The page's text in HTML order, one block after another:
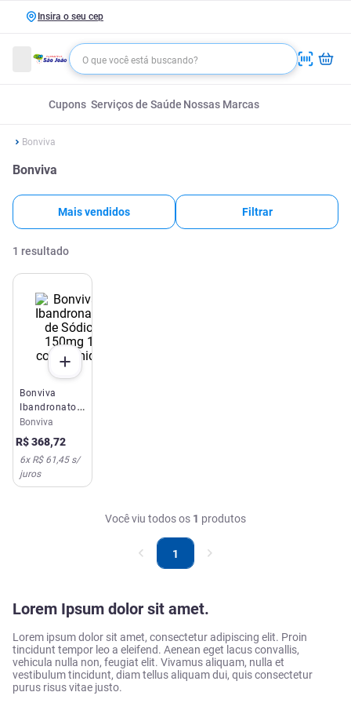
Insira o seu cep
Cupons Serviços de Saúde Nossas Marcas
Bonviva
Bonviva
Mais vendidos Filtrar
1 resultado
Bonviva
Ibandronato
de Sódio
150mg 1
comprimido
Bonviva
R$368,72
6x R$ 61,45s/
juros
Você viu todos os 1 produtos
1
Lorem Ipsum dolor sit amet.
Lorem ipsum dolor sit amet, consectetur adipiscing elit. Proin
tincidunt tempor leo a eleifend. Aenean eget lacus convallis,
vehicula nulla non, feugiat elit. Vivamus aliquam, nulla et
vestibulum tincidunt, diam tellus aliquam dui, quis consectetur
purus risus vitae justo.